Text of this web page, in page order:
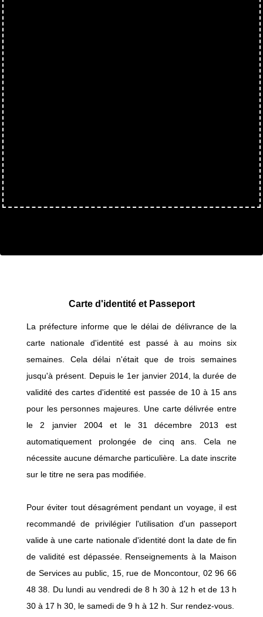
Carte d'identité et Passeport
La préfecture informe que le délai de délivrance de la
carte nationale d'identité est passé à au moins six
semaines. Cela délai n'était que de trois semaines
jusqu'à présent. Depuis le 1er janvier 2014, la durée de
validité des cartes d'identité est passée de 10 à 15 ans
pour les personnes majeures. Une carte délivrée entre
le 2 janvier 2004 et le 31 décembre 2013 est
automatiquement prolongée de cinq ans. Cela ne
nécessite aucune démarche particulière. La date inscrite
sur le titre ne sera pas modifiée.
Pour éviter tout désagrément pendant un voyage, il est
recommandé de privilégier l'utilisation d'un passeport
valide à une carte nationale d'identité dont la date de fin
de validité est dépassée. Renseignements à la Maison
de Services au public, 15, rue de Moncontour, 02 96 66
48 38. Du lundi au vendredi de 8 h 30 à 12 h et de 13 h
30 à 17 h 30, le samedi de 9 h à 12 h. Sur rendez-vous.